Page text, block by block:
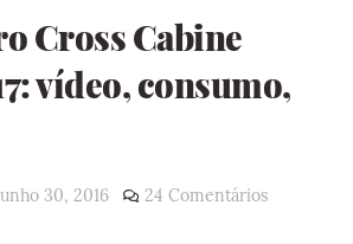
Cross Cabine
vídeo, consumo,
30, 2016 24 Comentários